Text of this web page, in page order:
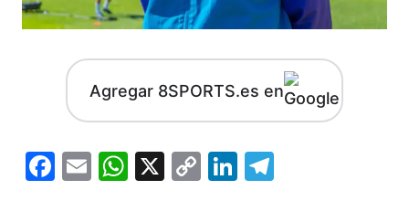
Agregar 8SPORTS.es en
Facebook
EmailWhatsApp
X
CopyLinkedIn